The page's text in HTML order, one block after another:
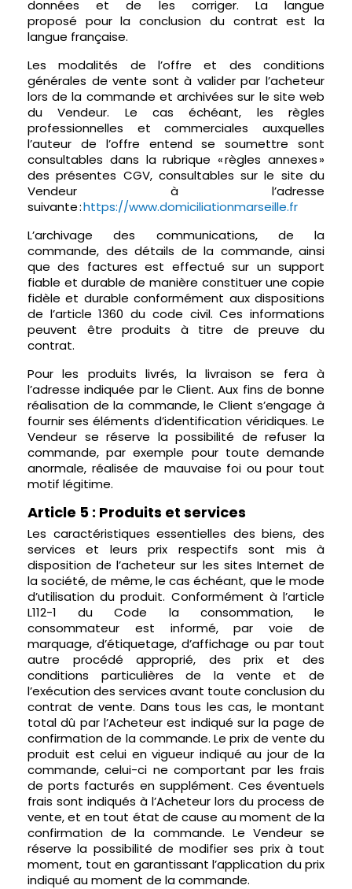
données et de les corriger. La langue
proposé pour la conclusion du contrat est la
langue française.
Les modalités de l’offre et des conditions
générales de vente sont à valider par l’acheteur
lors de la commande et archivées sur le site web
du Vendeur. Le cas échéant, les règles
professionnelles et commerciales auxquelles
l’auteur de l’offre entend se soumettre sont
consultables dans la rubrique « règles annexes »
des présentes CGV, consultables sur le site du
Vendeur à l’adresse
suivante :https://www.domiciliationmarseille.fr
L’archivage des communications, de la
commande, des détails de la commande, ainsi
que des factures est effectué sur un support
fiable et durable de manière constituer une copie
fidèle et durable conformément aux dispositions
de l’article 1360 du code civil. Ces informations
peuvent être produits à titre de preuve du
contrat.
Pour les produits livrés, la livraison se fera à
l’adresse indiquée par le Client. Aux fins de bonne
réalisation de la commande, le Client s’engage à
fournir ses éléments d’identification véridiques. Le
Vendeur se réserve la possibilité de refuser la
commande, par exemple pour toute demande
anormale, réalisée de mauvaise foi ou pour tout
motif légitime.
Article 5 : Produits et services
Les caractéristiques essentielles des biens, des
services et leurs prix respectifs sont mis à
disposition de l’acheteur sur les sites Internet de
la société, de même, le cas échéant, que le mode
d’utilisation du produit. Conformément à l’article
L112-1 du Code la consommation, le
consommateur est informé, par voie de
marquage, d’étiquetage, d’affichage ou par tout
autre procédé approprié, des prix et des
conditions particulières de la vente et de
l’exécution des services avant toute conclusion du
contrat de vente. Dans tous les cas, le montant
total dû par l’Acheteur est indiqué sur la page de
confirmation de la commande. Le prix de vente du
produit est celui en vigueur indiqué au jour de la
commande, celui-ci ne comportant par les frais
de ports facturés en supplément. Ces éventuels
frais sont indiqués à l’Acheteur lors du process de
vente, et en tout état de cause au moment de la
confirmation de la commande. Le Vendeur se
réserve la possibilité de modifier ses prix à tout
moment, tout en garantissant l’application du prix
indiqué au moment de la commande.